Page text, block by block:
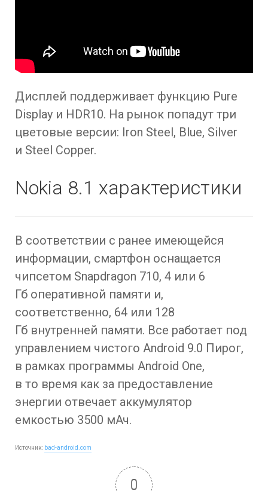
Дисплей поддерживает функцию Pure
Display и HDR10. На рынок попадут три
цветовые версии: Iron Steel, Blue, Silver
и Steel Copper.
Nokia 8.1 характеристики
В соответствии с ранее имеющейся
информации, смартфон оснащается
чипсетом Snapdragon 710, 4 или 6
Гб оперативной памяти и,
соответственно, 64 или 128
Гб внутренней памяти. Все работает под
управлением чистого Android 9.0 Пирог,
в рамках программы Android One,
в то время как за предоставление
энергии отвечает аккумулятор
емкостью 3500 мАч.
Источник: bad-android.com
0